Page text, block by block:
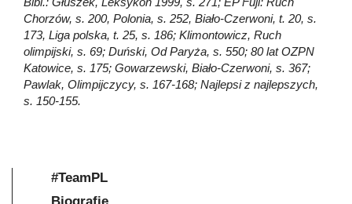
Chorzów, s. 200, Polonia, s. 252, Biało-Czerwoni, t. 20, s.
173, Liga polska, t. 25, s. 186; Klimontowicz, Ruch
olimpijski, s. 69; Duński, Od Paryża, s. 550; 80 lat OZPN
Katowice, s. 175; Gowarzewski, Biało-Czerwoni, s. 367;
Pawlak, Olimpijczycy, s. 167-168; Najlepsi z najlepszych,
s. 150-155.
#TeamPL
Biografie